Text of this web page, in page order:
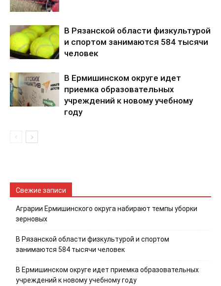
В Рязанской области физкультурой
и спортом занимаются 584 тысячи
человек
В Ермишинском округе идет
приемка образовательных
учреждений к новому учебному
году
Свежие записи
Аграрии Ермишинского округа набирают темпы уборки
зерновых
В Рязанской области физкультурой и спортом
занимаются 584 тысячи человек
В Ермишинском округе идет приемка образовательных
учреждений к новому учебному году